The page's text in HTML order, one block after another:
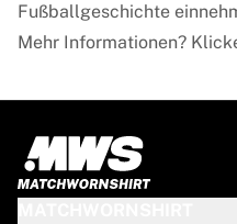
Fußballgeschichte
Mehr Informationen?